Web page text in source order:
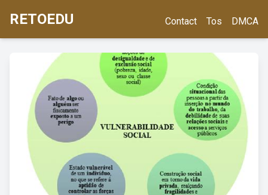
RETOEDU Contact Tos DMCA